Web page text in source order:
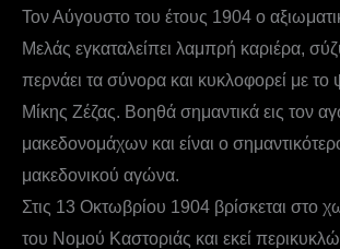
Τον Αύγουστο του έτους 1904 ο
Μελάς εγκαταλείπει λαμπρή καριέρα,
περνάει τα σύνορα και κυκλοφορεί με
Μίκης Ζέζας. Βοηθά σημαντικά εις τον
μακεδονομάχων και είναι ο
μακεδονικού αγώνα.
Στις 13 Οκτωβρίου 1904 βρίσκεται στο
του Νομού Καστοριάς και εκεί